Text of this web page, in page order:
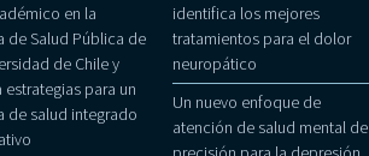
en la
de Salud Pública de
de Chile y
estrategias para un
de salud integrado
identifica los mejores
tratamientos para el dolor
neuropático
Un nuevo enfoque de
atención de salud mental de